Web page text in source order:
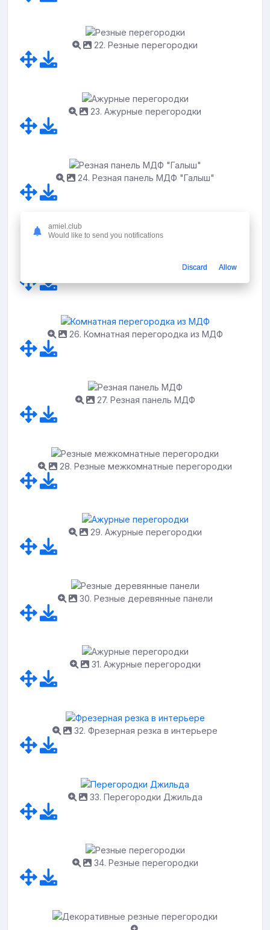
22. Резные перегородки
23. Ажурные перегородки
24. Резная панель МДФ "Галыш"
26. Комнатная перегородка из МДФ
27. Резная панель МДФ
28. Резные межкомнатные перегородки
29. Ажурные перегородки
30. Резные деревянные панели
31. Ажурные перегородки
32. Фрезерная резка в интерьере
33. Перегородки Джильда
34. Резные перегородки
amiel.club
Would like to send you notifications
Discard Allow